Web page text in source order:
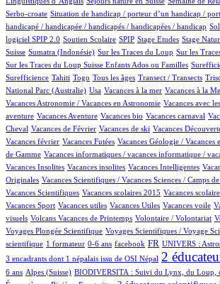
Serbo-croate
1/554
Situation de handicap / porteur d’un handicap /
handicapé / handicapée / handicapés / handicapées / handicap
2/554
3/554
logiciel SPIP 2.0
27/554 Soutien Scolaire
3/554 SPIP
1/554 Stage Etudes
1/554 Stage
4/554
1/554
87/554
Suisse
6/554Sumatra (Indonésie)
3/554 Sur les Traces du Loup
6/554 Sur les
5/554
Sur les Traces du Loup Suisse Enfants Ados ou Familles
1/554
Surefficience
9/554 Tahiti
6/554 Togo
8/554 Tous les âges
37/554 Transect / Transects
1/554
1/554
National Parc (Australie)
6/554 Usa
1/554 Vacances à la mer
1/554 Vacances à la
1/554
13/554
Vacances Astronomie / Vacances en Astronomie
1/554 Vacances avec
1/554
aventure
4/554 Vacances Aventure
1/554 Vacances bio
1/554 Vacances carnaval
43/554
1/554
Cheval
16/554Vacances de Février
1/554 Vacances de ski
1/554 Vacances
12/554
1/554
Vacances février
2/554 Vacances Futées
10/554 Vacances Géologie / Vacances
1/554
de Gamme
1/554 Vacances informatiques / vacances informatique /
1/554
Vacances Insolites
1/554 Vacances insolites
1/554 Vacances Intelligentes
2/554
1/554
Originales
4/554
Vacances Scientifiques / Vacances Sciences / Camps
Vacances Scientifiques
1/554 Vacances scolaires 2015
1/554 Vacances
1/554
1/554
Vacances Sport
1/554 Vacances utiles
1/554 Vacances Utiles
1/554 Vacances voile
1/554
1/554
visuels
4/554Volcans Vacances de Printemps
1/554 Volontaire / Volontariat
1/554
30/554
Voyages Plongée Scientifique
6/554 Voyages Scientifiques / Voyage
64/554
scientifique
4/554 1 formateur
1/554 0-6 ans
8/554 facebook
189/554 FR
17/554 UNIVERS :
5/554
3 encadrants dont 1 népalais issu de OSI Népal
349/554 2
9/554
6 ans
66/554Alpes (Suisse)
27/554 BIODIVERSITA : Suivi du Lynx, du Loup,
7/554